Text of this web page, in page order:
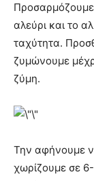
Προσαρμόζουμε
αλεύρι και το
ταχύτητα.
ζυμώνουμε
ζύμη.
Την αφήνουμε
χωρίζουμε σε